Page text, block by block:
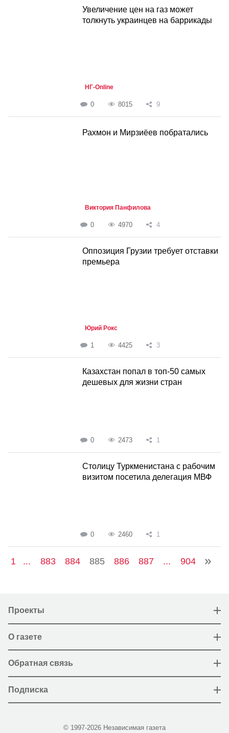
Увеличение цен на газ может
толкнуть украинцев на баррикады
НГ-Online
0 8015 9
Рахмон и Мирзиёев побратались
Виктория Панфилова
0 4970 4
Оппозиция Грузии требует отставки
премьера
Юрий Рокс
1 4425 3
Казахстан попал в топ-50 самых
дешевых для жизни стран
0 2473 1
Столицу Туркменистана с рабочим
визитом посетила делегация МВФ
0 2460 1
1 ... 883 884 885 886 887 ... 904
Проекты
О газете
Обратная связь
Подписка
© 1997-2026 Независимая газета